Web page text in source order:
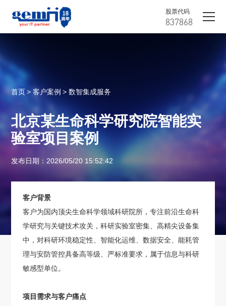
股票代码
837868
首页 > 客户案例 > 数智集成服务
北京某生命科学研究院智能实
验室项目案例
发布日期：2026/05/20 15:52:42
客户背景
客户为国内顶尖生命科学领域科研院所，专注前沿生命科
学研究与关键技术攻关，科研实验室密集、高精尖设备集
中，对科研环境稳定性、智能化运维、数据安全、能耗管
理与安防管控具备高等级、严标准要求，属于信息与科研
敏感型单位。
项目需求与客户痛点